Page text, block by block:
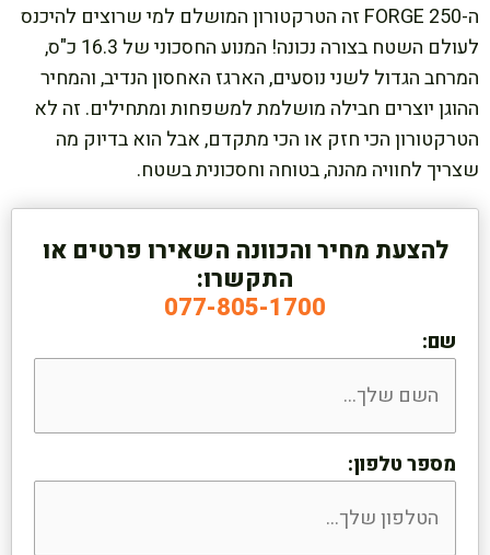
ה-FORGE 250 זה הטרקטורון המושלם למי שרוצים להיכנס
לעולם השטח בצורה נכונה! המנוע החסכוני של 16.3 כ"ס,
המרחב הגדול לשני נוסעים, הארגז האחסון הנדיב, והמחיר
ההוגן יוצרים חבילה מושלמת למשפחות ומתחילים. זה לא
הטרקטורון הכי חזק או הכי מתקדם, אבל הוא בדיוק מה
שצריך לחוויה מהנה, בטוחה וחסכונית בשטח.
להצעת מחיר והכוונה השאירו פרטים או
התקשרו:
077-805-1700
שם:
מספר טלפון: